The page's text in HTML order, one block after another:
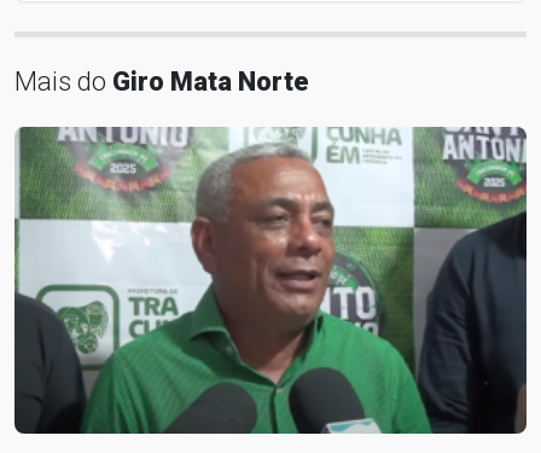
Mais do Giro Mata Norte